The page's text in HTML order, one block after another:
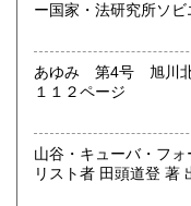
ー国家・法研究所ソビエト政治
あゆみ 第4号 旭川
１１２ページ
山谷・キューバ・フ
リスト者 田頭道登 著 出版社 三友会 刊行年 昭54 ページ数